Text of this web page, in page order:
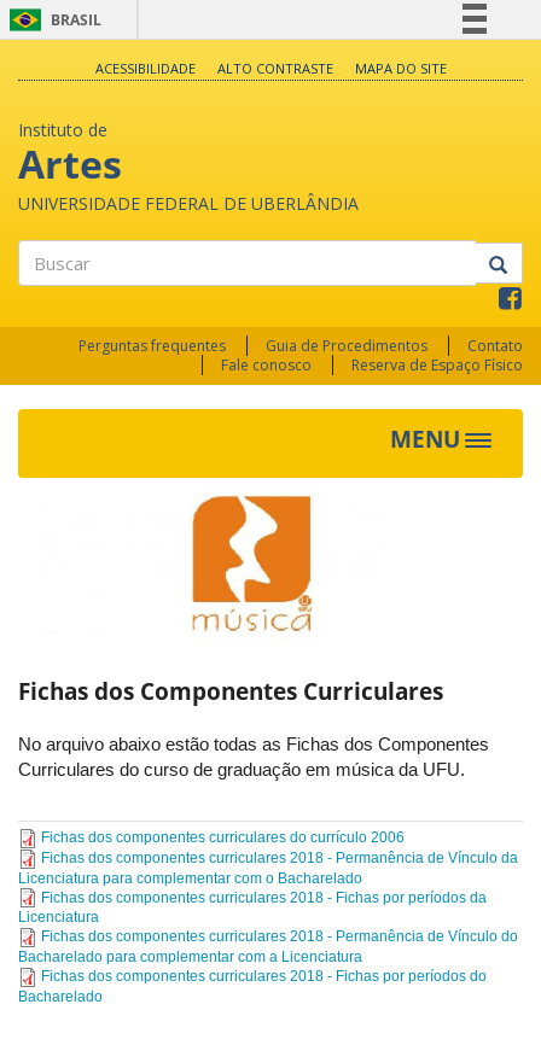
BRASIL
Legislação
Canais
ACESSIBILIDADE ALTO CONTRASTE MAPA DO SITE
Instituto de
Artes
UNIVERSIDADE FEDERAL DE UBERLÂNDIA
Perguntas frequentes Guia de Procedimentos
Contato
Fale conosco
Reserva de Espaço Físico
MENU
Toggle
Fichas dos Componentes Curriculares
No arquivo abaixo estão todas as Fichas dos Componentes
Curriculares do curso de graduação em música da UFU.
Fichas dos componentes curriculares do currículo 2006
Fichas dos componentes curriculares 2018 - Permanência de Vínculo da
Licenciatura para complementar com o Bacharelado
Fichas dos componentes curriculares 2018 - Fichas por períodos da
Licenciatura
Fichas dos componentes curriculares 2018 - Permanência de Vínculo do
Bacharelado para complementar com a Licenciatura
Fichas dos componentes curriculares 2018 - Fichas por períodos do
Bacharelado